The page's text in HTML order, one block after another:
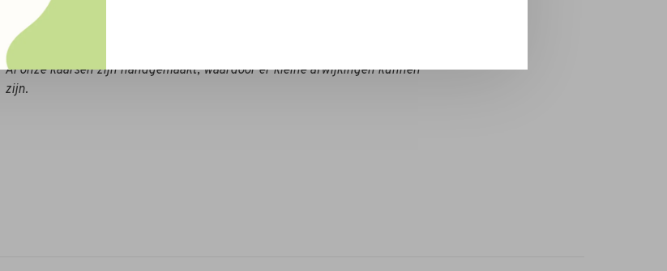
Deze hippe ribbelkaars is beschikbaar in verschillende
Al onze kaarsen zijn handgemaakt, waardoor er kleine afwijkingen kunnen
zijn.